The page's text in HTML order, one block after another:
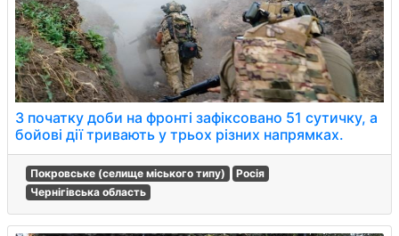
З початку доби на фронті зафіксовано 51 сутичку, а
бойові дії тривають у трьох різних напрямках.
Покровське (селище міського типу)
Росія
Чернігівська область